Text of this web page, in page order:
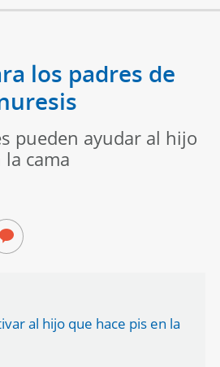
los padres de
pueden ayudar al hijo
cama
al hijo que hace pis en la